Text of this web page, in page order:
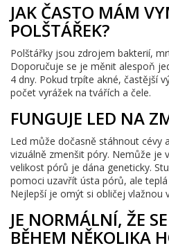
JAK ČASTO MÁM
POLŠTÁŘEK?
Polštářky jsou zdrojem bakterií,
Doporučuje se je měnit alespoň
4 dny. Pokud trpíte akné, častější
počet vyrážek na tvářích a čele.
FUNGUJE LED NA
Led může dočasně stáhnout cévy
vizuálně zmenšit póry. Nemůže je
velikost pórů je dána geneticky.
pomoci uzavřít ústa pórů, ale
Nejlepší je omýt si obličej vlažnou
JE NORMÁLNÍ, ŽE
BĚHEM NĚKOLIKA